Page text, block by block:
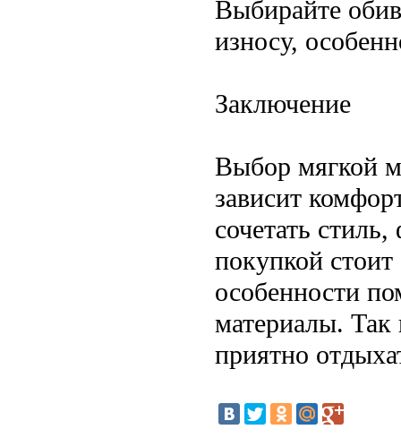
Выбирайте
износу,
Заключение
Выбор мягкой
зависит
сочетать
покупкой
особенности
материалы. Так
приятно